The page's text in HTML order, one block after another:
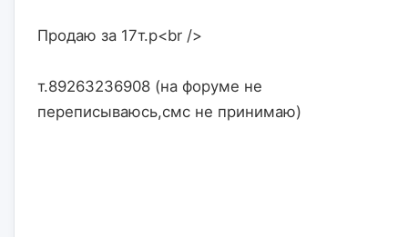
Продаю за 17т.р<br />
т.89263236908 (на форуме не
переписываюсь,смс не принимаю)